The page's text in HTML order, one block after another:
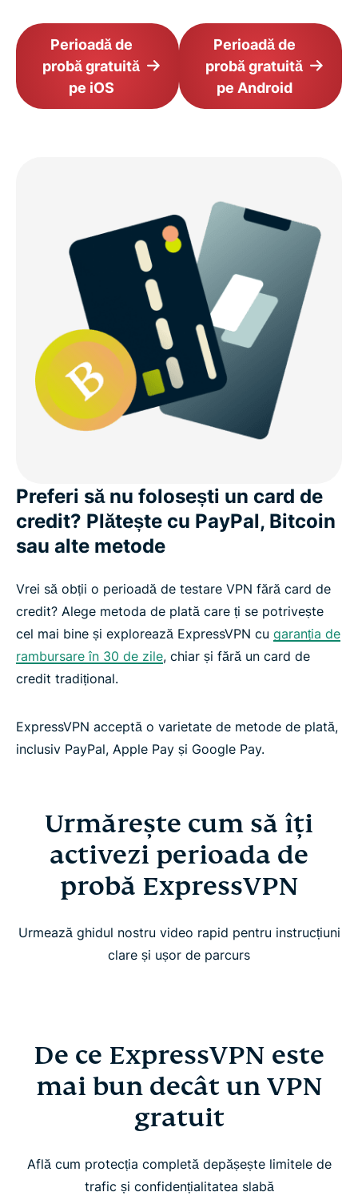
Perioadă de
probă gratuită
pe iOS
Perioadă de
probă gratuită
pe Android
Preferi să nu folosești un card de
credit? Plătește cu PayPal, Bitcoin
sau alte metode
Vrei să obții o perioadă de testare VPN fără card de
credit? Alege metoda de plată care ți se potrivește
cel mai bine și explorează ExpressVPN cu garanția de
rambursare în 30 de zile, chiar și fără un card de
credit tradițional.
ExpressVPN acceptă o varietate de metode de plată,
inclusiv PayPal, Apple Pay și Google Pay.
Urmărește cum să îți
activezi perioada de
probă ExpressVPN
Urmează ghidul nostru video rapid pentru instrucțiuni
clare și ușor de parcurs
De ce ExpressVPN este
mai bun decât un VPN
gratuit
Află cum protecția completă depășește limitele de
trafic și confidențialitatea slabă